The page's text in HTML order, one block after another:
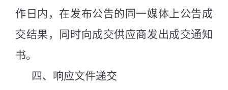
作日内，在发布公告的同一媒体上公告成
交结果，同时向成交供应商发出成交通知
书。
四、响应文件递交